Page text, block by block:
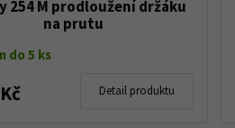
254 M prodloužení držáku
na prutu
do 5 ks
Detail produktu